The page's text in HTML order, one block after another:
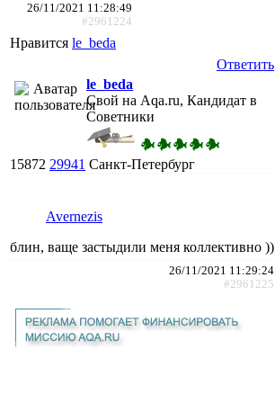
26/11/2021 11:28:49
#2961224
Нравится le_beda
Ответить
le_beda
Свой на Aqa.ru, Кандидат в
Советники
15872 29941 Санкт-Петербург
Avernezis
блин, ваще застыдили меня коллективно ))
26/11/2021 11:29:24
#2961225